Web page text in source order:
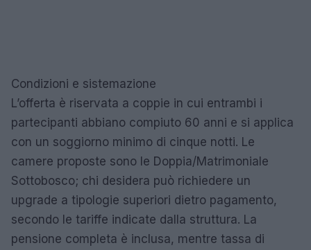
Condizioni e sistemazione
L’offerta è riservata a coppie in cui entrambi i
partecipanti abbiano compiuto 60 anni e si applica
con un soggiorno minimo di cinque notti. Le
camere proposte sono le Doppia/Matrimoniale
Sottobosco; chi desidera può richiedere un
upgrade a tipologie superiori dietro pagamento,
secondo le tariffe indicate dalla struttura. La
pensione completa è inclusa, mentre tassa di